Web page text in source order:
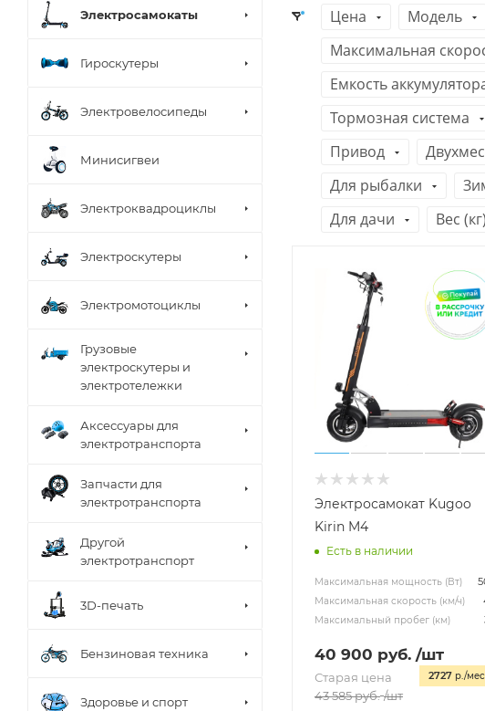
Цена Модель
Максимальная
Емкость
Тормозная система
Привод
Для рыбалки
Для дачи
Вес (кг)
Электросамокат Kugoo
Kirin M4
Есть в наличии
Максимальная мощность (Вт)
Максимальная скорость (км/ч)
Максимальный пробег (км)
40 900 руб. /шт
2727 р./
Старая цена
43 585руб. /шт
Электросамокаты
Гироскутеры
Электровелосипеды
Минисигвеи
Электроквадроциклы
Электроскутеры
Электромотоциклы
Грузовые
электроскутеры и
электротележки
Аксессуары для
электротранспорта
Запчасти для
электротранспорта
Другой
электротранспорт
3D-печать
Бензиновая техника
Здоровье и спорт